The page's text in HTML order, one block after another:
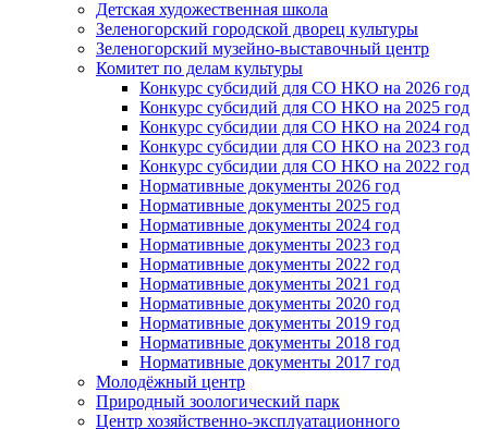
Детская художественная школа
Зеленогорский городской дворец культуры
Зеленогорский музейно-выставочный центр
Комитет по делам культуры
Конкурс субсидий для СО НКО на 2026 год
Конкурс субсидий для СО НКО на 2025 год
Конкурс субсидии для СО НКО на 2024 год
Конкурс субсидии для СО НКО на 2023 год
Конкурс субсидии для СО НКО на 2022 год
Нормативные документы 2026 год
Нормативные документы 2025 год
Нормативные документы 2024 год
Нормативные документы 2023 год
Нормативные документы 2022 год
Нормативные документы 2021 год
Нормативные документы 2020 год
Нормативные документы 2019 год
Нормативные документы 2018 год
Нормативные документы 2017 год
Молодёжный центр
Природный зоологический парк
Центр хозяйственно-эксплуатационного